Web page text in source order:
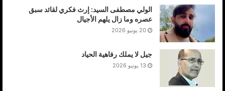
الولي مصطفى السيد: إرث فكري لقائد سبق
عصره وما زال يلهم الأجيال
20 يونيو 2026
جيل لا يملك رفاهية الحياد
13 يونيو 2026